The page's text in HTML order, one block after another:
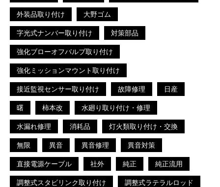
外装品取り付け 大野ゴム
字光式ナンバー取り付け 対策部品
強化ブローオフバルブ取り付け
強化ミッションマウント取り付け
接近監視センサー取り付け 故障修理 日産
曙 柿本改 水廻り取り付け・修理
水漏れ修理 消耗品 灯火類取り付け・交換
無限 異音 異音修理 異音対策
直接電源ケーブル 社外 純正 純正流用
調整式スタビリンク取り付け 調整式ラテラルロッド